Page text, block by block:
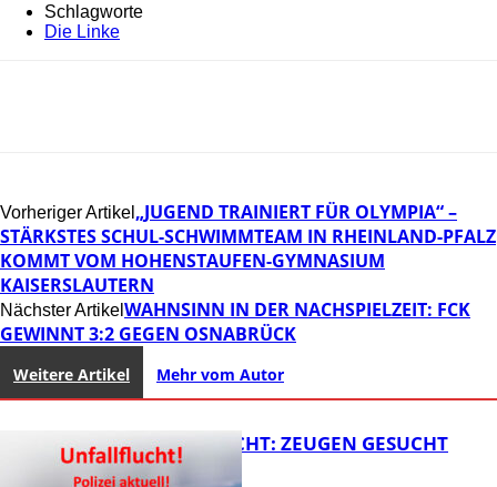
Schlagworte
Die Linke
Vorheriger Artikel „JUGEND TRAINIERT FÜR OLYMPIA“ –
STÄRKSTES SCHUL-SCHWIMMTEAM IN RHEINLAND-PFALZ
KOMMT VOM HOHENSTAUFEN-GYMNASIUM
KAISERSLAUTERN
Nächster Artikel WAHNSINN IN DER NACHSPIELZEIT: FCK
GEWINNT 3:2 GEGEN OSNABRÜCK
Weitere Artikel Mehr vom Autor
UNFALLFLUCHT: ZEUGEN GESUCHT